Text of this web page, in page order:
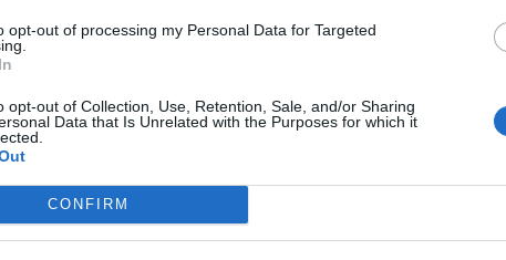
opt-out of processing my Personal Data for Targeted
opt-out of Collection, Use, Retention, Sale, and/or Sharing
Data that Is Unrelated with the Purposes for which it
CONFIRM